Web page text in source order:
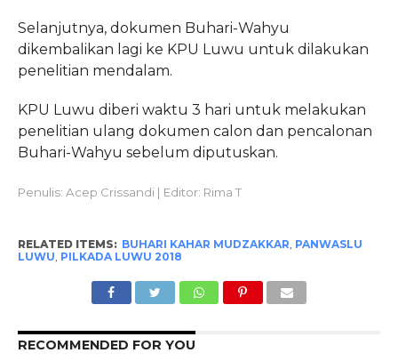
Selanjutnya, dokumen Buhari-Wahyu
dikembalikan lagi ke KPU Luwu untuk dilakukan
penelitian mendalam.
KPU Luwu diberi waktu 3 hari untuk melakukan
penelitian ulang dokumen calon dan pencalonan
Buhari-Wahyu sebelum diputuskan.
Penulis: Acep Crissandi | Editor: Rima T
RELATED ITEMS: BUHARI KAHAR MUDZAKKAR, PANWASLU
LUWU, PILKADA LUWU 2018
RECOMMENDED FOR YOU